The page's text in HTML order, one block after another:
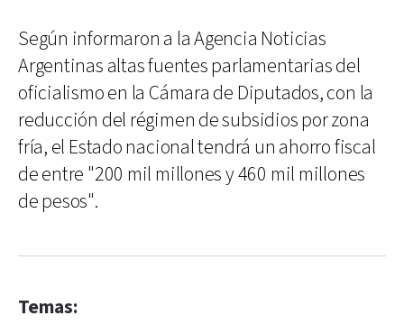
Según informaron a la Agencia Noticias
Argentinas altas fuentes parlamentarias del
oficialismo en la Cámara de Diputados, con la
reducción del régimen de subsidios por zona
fría, el Estado nacional tendrá un ahorro fiscal
de entre "200 mil millones y 460 mil millones
de pesos".
Temas: